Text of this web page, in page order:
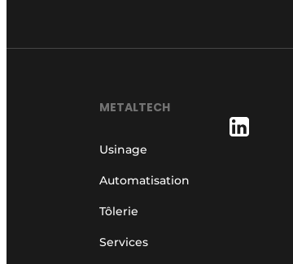
METALTECH
Usinage
Automatisation
Tôlerie
Services